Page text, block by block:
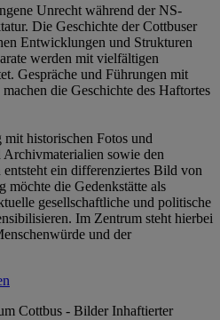
Unrecht während der NS-
Die Geschichte der Cottbuser
Entwicklungen und Strukturen
werden mit vielfältigen
Gespräche und Führungen mit
die Geschichte des Haftortes
historischen Fotos und
sowie den
ein differenziertes Bild von
möchte die Gedenkstätte als
gesellschaftliche und politische
Im Zentrum steht hierbei
und der